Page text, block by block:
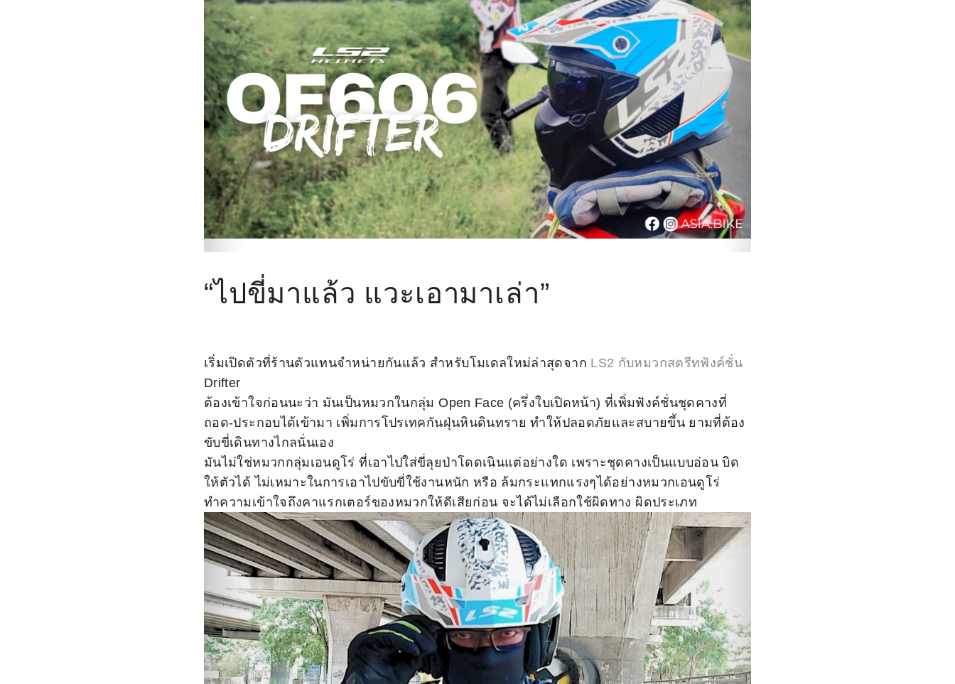
“ไปขี่มาแล้ว แวะเอามาเล่า”
เริ่มเปิดตัวที่ร้านตัวแทนจำหน่ายกันแล้ว สำหรับโมเดลใหม่ล่าสุดจาก LS2 กับหมวกสตรีทฟังค์ชั่น
Drifter
ต้องเข้าใจก่อนนะว่า มันเป็นหมวกในกลุ่ม Open Face (ครึ่งใบเปิดหน้า) ที่เพิ่มฟังค์ชั่นชุดคางที่
ถอด-ประกอบได้เข้ามา เพิ่มการโปรเทคกันฝุ่นหินดินทราย ทำให้ปลอดภัยและสบายขึ้น ยามที่ต้อง
ขับขี่เดินทางไกลนั่นเอง
มันไม่ใช่หมวกกลุ่มเอนดูโร่ ที่เอาไปใส่ขี่ลุยป่าโดดเนินแต่อย่างใด เพราะชุดคางเป็นแบบอ่อน บิด
ให้ตัวได้ ไม่เหมาะในการเอาไปขับขี่ใช้งานหนัก หรือ ล้มกระแทกแรงๆได้อย่างหมวกเอนดูโร่
ทำความเข้าใจถึงคาแรกเตอร์ของหมวกให้ดีเสียก่อน จะได้ไม่เลือกใช้ผิดทาง ผิดประเภท